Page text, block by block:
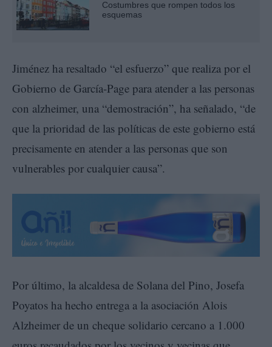
Costumbres que rompen todos los
esquemas
Jiménez ha resaltado “el esfuerzo” que realiza por el
Gobierno de García-Page para atender a las personas
con alzheimer, una “demostración”, ha señalado, “de
que la prioridad de las políticas de este gobierno está
precisamente en atender a las personas que son
vulnerables por cualquier causa”.
Por último, la alcaldesa de Solana del Pino, Josefa
Poyatos ha hecho entrega a la asociación Alois
Alzheimer de un cheque solidario cercano a 1.000